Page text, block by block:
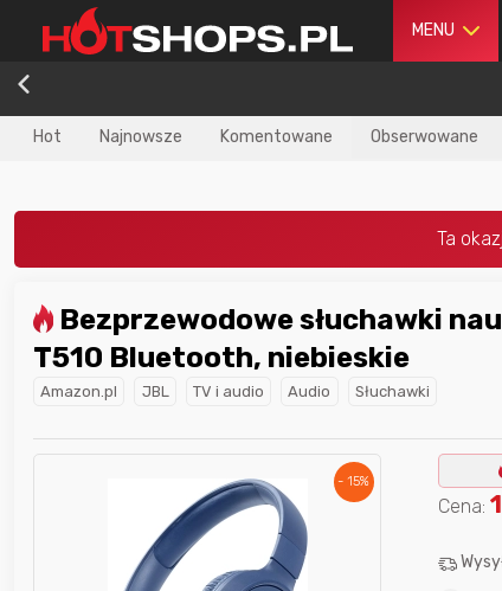
MENU
Hot Najnowsze Komentowane Obserwowane
T510 Bluetooth, niebieskie
Amazon.pl JBL TV i audio Audio
Słuchawki
- 15%
Cena:
najlepszego
w poprzednim
Nagroda dlanajlepszego
użytkownikaw tym miesiącu: